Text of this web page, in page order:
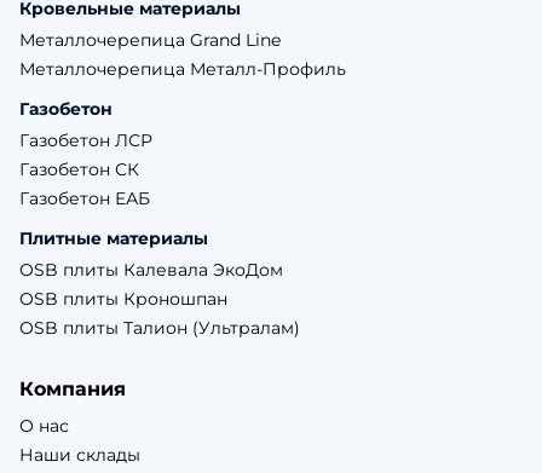
Кровельные материалы
Металлочерепица Grand Line
Металлочерепица Металл-Профиль
Газобетон
Газобетон ЛСР
Газобетон СК
Газобетон ЕАБ
Плитные материалы
OSB плиты Калевала ЭкоДом
OSB плиты Кроношпан
OSB плиты Талион (Ультралам)
Компания
О нас
Наши склады